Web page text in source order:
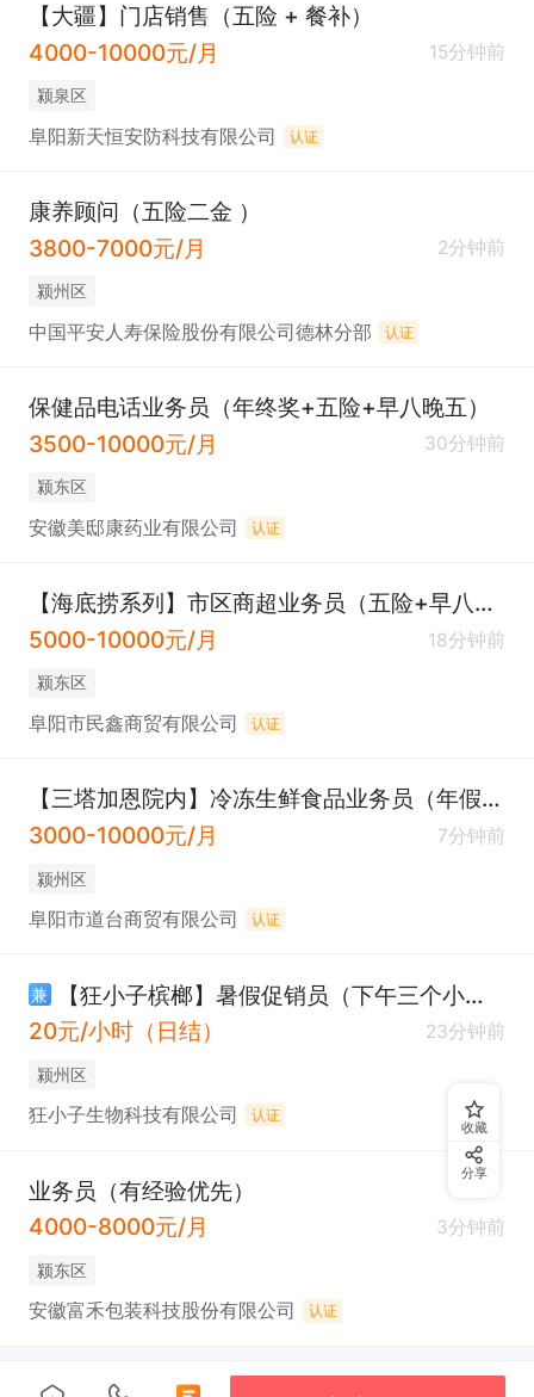
【大疆】门店销售（五险 + 餐补）
4000-10000元/月
15分钟前
颍泉区
阜阳新天恒安防科技有限公司 认证
康养顾问（五险二金 ）
3800-7000元/月
2分钟前
颍州区
中国平安人寿保险股份有限公司德林分部 认证
保健品电话业务员（年终奖+五险+早八晚五）
3500-10000元/月
30分钟前
颍东区
安徽美邸康药业有限公司 认证
【海底捞系列】市区商超业务员（五险+早八晚六）
5000-10000元/月
18分钟前
颍东区
阜阳市民鑫商贸有限公司 认证
【三塔加恩院内】冷冻生鲜食品业务员（年假+提成）
3000-10000元/月
7分钟前
颍州区
阜阳市道台商贸有限公司 认证
兼
【狂小子槟榔】暑假促销员（下午三个小时）
20元/小时（日结）
23分钟前
颍州区
狂小子生物科技有限公司 认证
业务员（有经验优先）
4000-8000元/月
3分钟前
颍东区
安徽富禾包装科技股份有限公司 认证
收藏
分享